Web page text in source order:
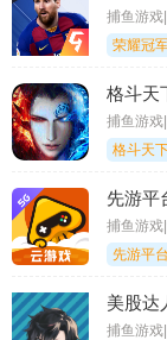
捕鱼游戏
格斗天
捕鱼游
先游平
捕鱼游
美股达
捕鱼游